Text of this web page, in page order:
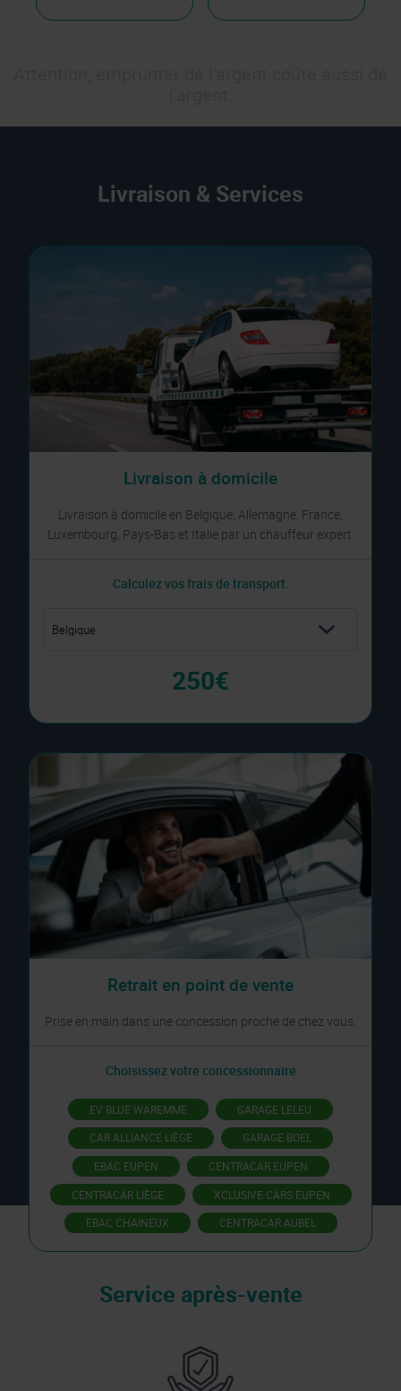
Livraison & Services
Livraison à domicile
Livraison à domicile en Belgique, Allemagne, France,
Luxembourg, Pays-Bas et Italie par un chauffeur expert.
Calculez vos frais de transport.
250€
Retrait en point de vente
Prise en main dans une concession proche de chez vous.
Choisissez votre concessionnaire
EV BLUE WAREMME
GARAGE LELEU
CAR ALLIANCE LIÈGE
GARAGE BOEL
EBAC EUPEN
CENTRACAR EUPEN
CENTRACAR LIÈGE
XCLUSIVE CARS EUPEN
EBAC CHAINEUX
CENTRACAR AUBEL
Service après-vente